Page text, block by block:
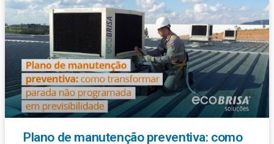
Plano de manutenção preventiva: como